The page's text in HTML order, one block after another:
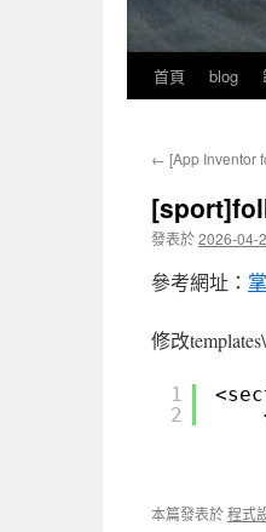
內
首頁 blog
← [App Inventor
發表於2026-04-
參考網址：
修改
1
2
本篇發表於程式